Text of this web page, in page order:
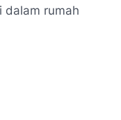
dalam rumah